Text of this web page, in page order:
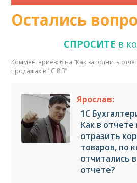
Остались
СПРОСИТЕ в
Комментариев: 6 на “Как заполнить
продажах в 1С 8.3”
Ярослав:
1С
Как в
отразить
товаров, по
отчитались
отчете?